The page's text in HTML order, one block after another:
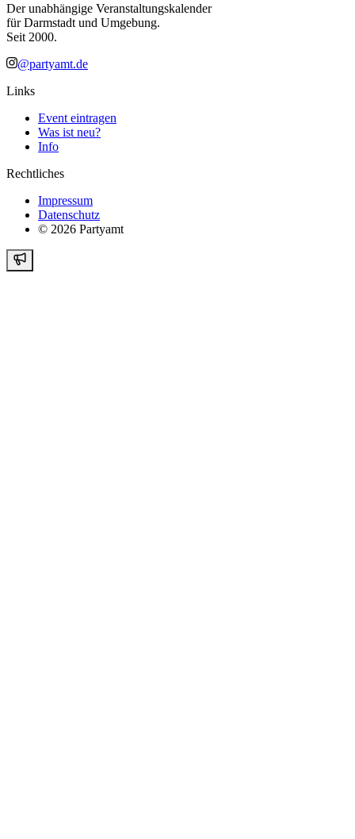
Der unabhängige Veranstaltungskalender
für Darmstadt und Umgebung.
Seit 2000.
@partyamt.de
Links
Event eintragen
Was ist neu?
Info
Rechtliches
Impressum
Datenschutz
© 2026 Partyamt